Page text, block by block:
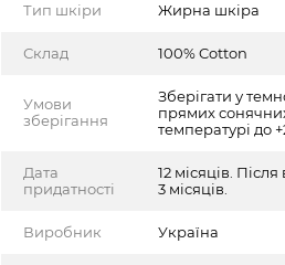
Тип шкіри Жирна шкіра
Склад 100% Cotton
Умови
зберігання
Зберігати у
прямих
температурі до
Дата
придатності
12 місяців.
3 місяців.
Виробник Україна